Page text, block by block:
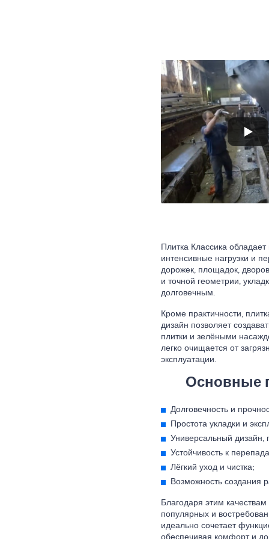
Плитка Классика
интенсивные нагрузки и
дорожек, площадок,
и точной геометрии,
долговечным.
Кроме практичности,
дизайн позволяет
плитки и зелёными
легко очищается от
эксплуатации.
Основные
Долговечность и
Простота укладки и
Универсальный
Устойчивость к
Лёгкий уход и чистка;
Возможность создания
Благодаря этим
популярных и
идеально сочетает
обеспечивая комфорт и